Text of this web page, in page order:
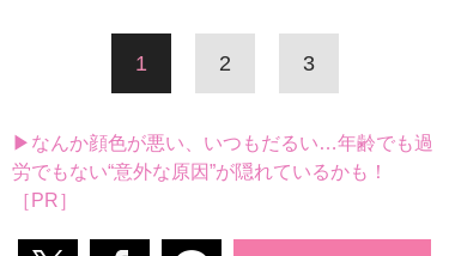
1 2 3
▶なんか顔色が悪い、いつもだるい…年齢でも過
労でもない“意外な原因”が隠れているかも！
［PR］